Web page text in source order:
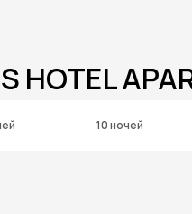
HOTEL
10 ночей